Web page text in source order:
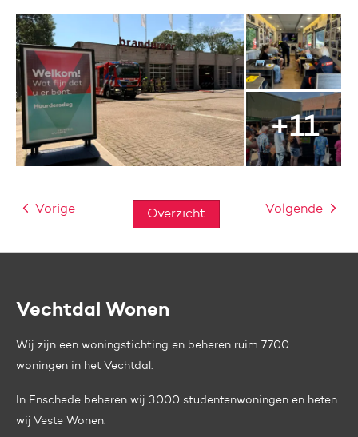
Volgende
Overzicht
Vorige
Contactinformatie
Vechtdal Wonen
Wij zijn een woningstichting en beheren ruim 7.700
woningen in het Vechtdal.
In Enschede beheren wij 3.000 studentenwoningen en heten
wij Veste Wonen.